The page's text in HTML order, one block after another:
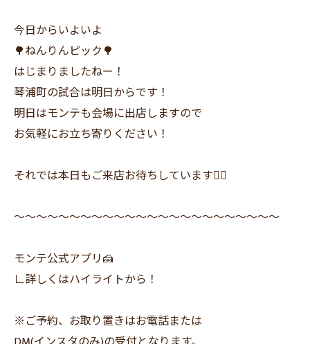
今日からいよいよ
🌳ねんりんピック🌳
はじまりましたねー！
琴浦町の試合は明日からです！
明日はモンテも会場に出店しますので
お気軽にお立ち寄りください！
それでは本日もご来店お待ちしています✊🏻
～～～～～～～～～～～～～～～～～～～～～～～～
モンテ公式アプリ🍰
∟詳しくはハイライトから！
※ご予約、お取り置きはお電話または